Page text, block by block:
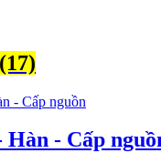
(17)
- Cấp